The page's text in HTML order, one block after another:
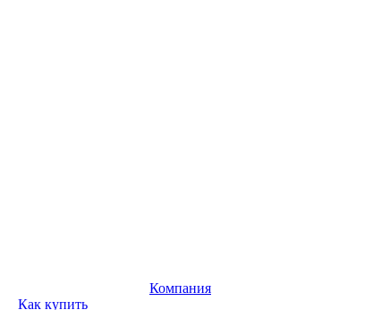
Как купить
Компания